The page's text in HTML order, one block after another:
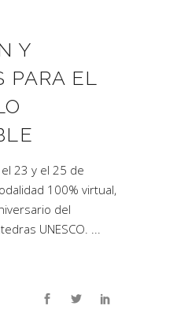
Y
PARA EL
23 y el 25 de
100% virtual,
del
UNESCO.